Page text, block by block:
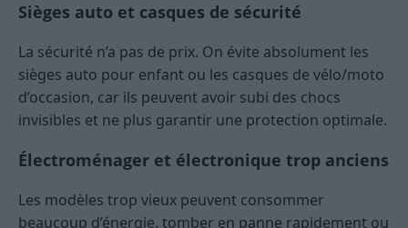
Sièges auto et casques de sécurité
La sécurité n’a pas de prix. On évite absolument les
sièges auto pour enfant ou les casques de vélo/moto
d’occasion, car ils peuvent avoir subi des chocs
invisibles et ne plus garantir une protection optimale.
Électroménager et électronique trop anciens
Les modèles trop vieux peuvent consommer
beaucoup d’énergie, tomber en panne rapidement ou